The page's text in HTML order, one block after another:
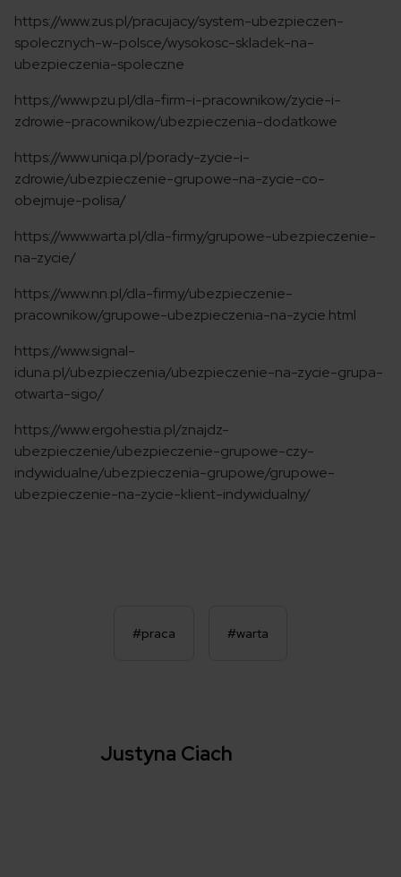
https://www.zus.pl/pracujacy/system-ubezpieczen-
spolecznych-w-polsce/wysokosc-skladek-na-
ubezpieczenia-spoleczne
https://www.pzu.pl/dla-firm-i-pracownikow/zycie-i-
zdrowie-pracownikow/ubezpieczenia-dodatkowe
https://www.uniqa.pl/porady-zycie-i-
zdrowie/ubezpieczenie-grupowe-na-zycie-co-
obejmuje-polisa/
https://www.warta.pl/dla-firmy/grupowe-ubezpieczenie-
na-zycie/
https://www.nn.pl/dla-firmy/ubezpieczenie-
pracownikow/grupowe-ubezpieczenia-na-zycie.html
https://www.signal-
iduna.pl/ubezpieczenia/ubezpieczenie-na-zycie-grupa-
otwarta-sigo/
https://www.ergohestia.pl/znajdz-
ubezpieczenie/ubezpieczenie-grupowe-czy-
indywidualne/ubezpieczenia-grupowe/grupowe-
ubezpieczenie-na-zycie-klient-indywidualny/
#praca #warta
Justyna Ciach